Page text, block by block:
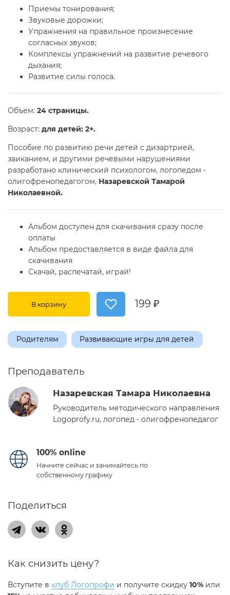
Приемы тонирования;
Звуковые дорожки;
Упражнения на правильное произнесение
согласных звуков;
Комплексы упражнений на развитие речевого
дыхания;
Развитие силы голоса.
Объем: 24 страницы.
Возраст: для детей: 2+.
Пособие по развитию речи детей с дизартрией,
заиканием, и другими речевыми нарушениями
разработано клинический психологом, логопедом -
олигофренопедагогом, Назаревской Тамарой
Николаевной.
Альбом доступен для скачивания сразу после
оплаты
Альбом предоставляется в виде файла для
скачивания
Скачай, распечатай, играй!
В корзину 199 ₽
Родителям Развивающие игры для детей
Преподаватель
Назаревская Тамара Николаевна
Руководитель методического направления
Logoprofy.ru, логопед - олигофренопедагог
100% online
Начните сейчас и занимайтесь по
собственному графику
Поделиться
Как снизить цену?
Вступите в клуб Логопрофи и получите скидку 10% или